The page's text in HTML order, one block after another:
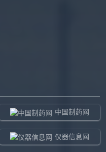
中国制药网
仪器信息网